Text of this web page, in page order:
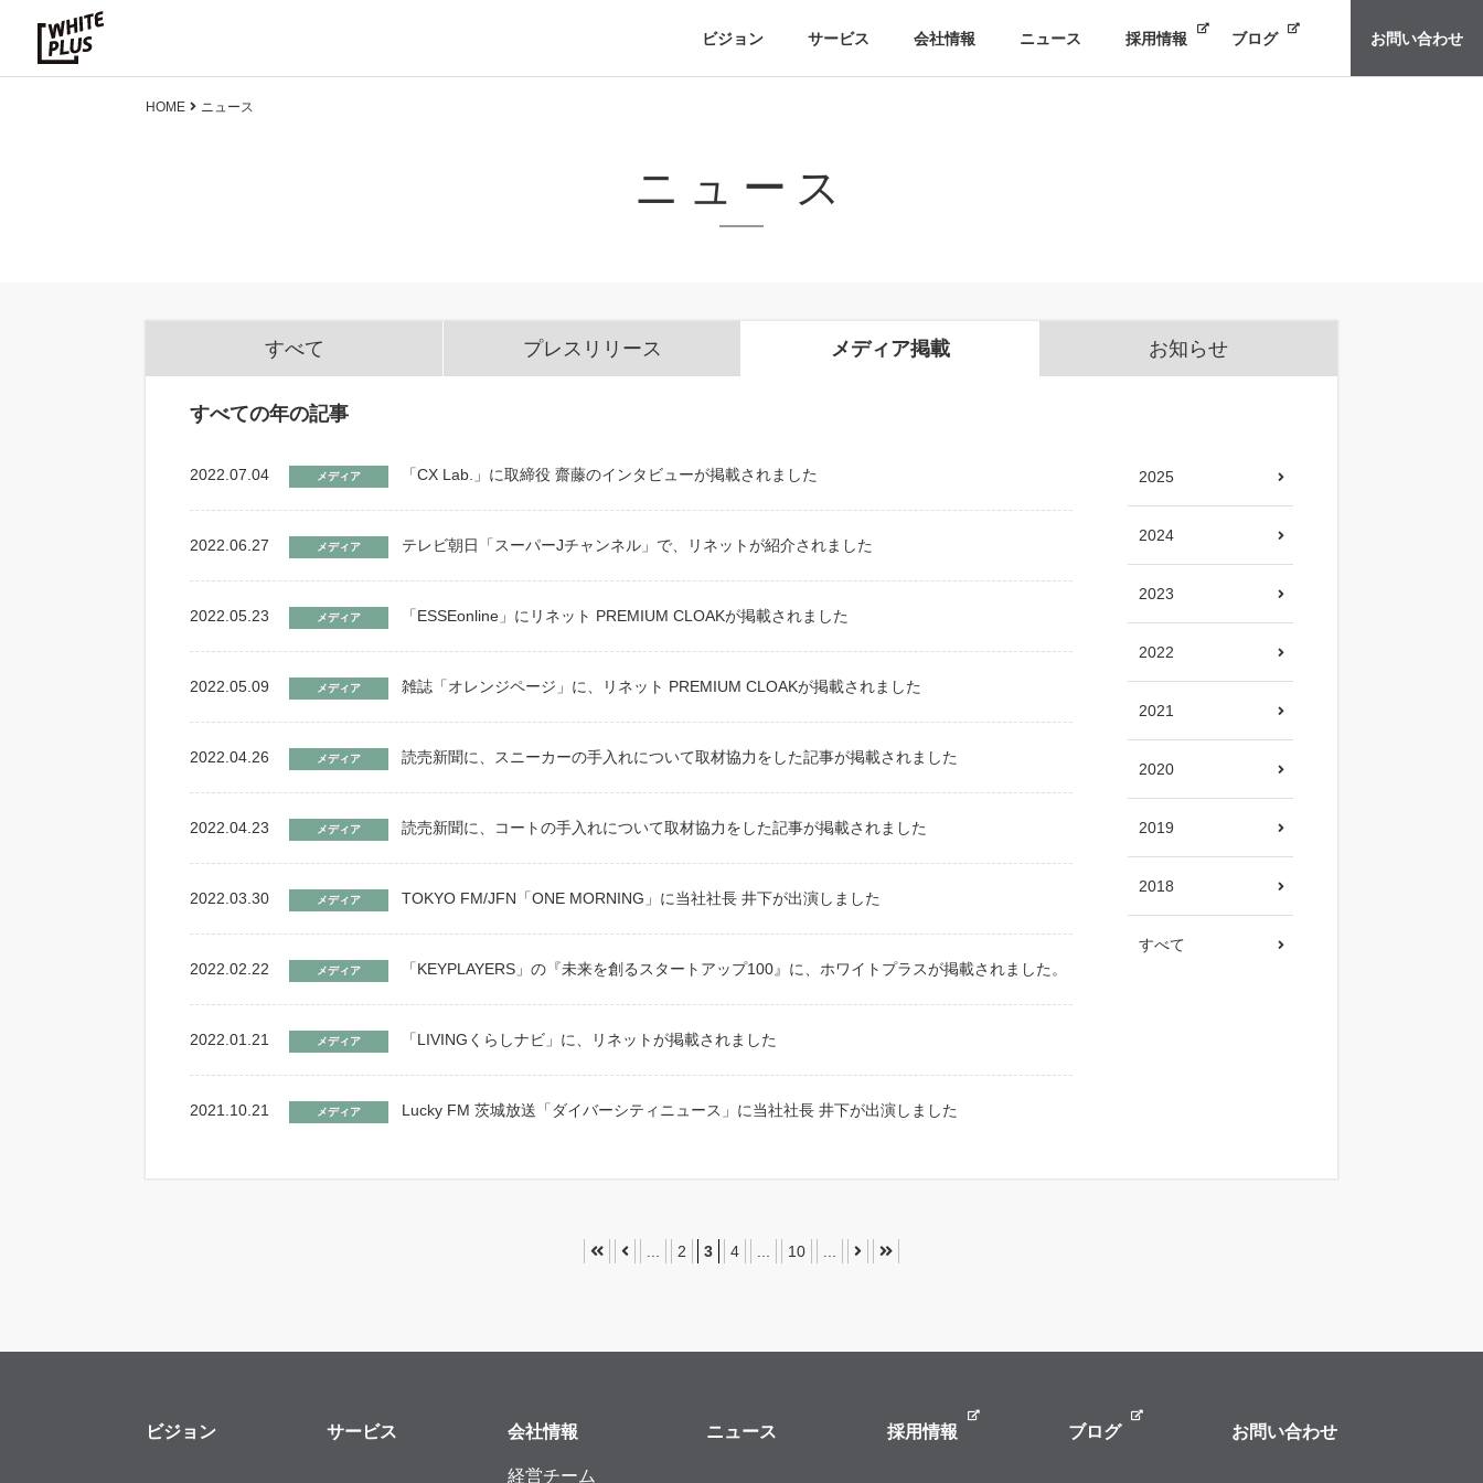
ビジョン サービス 会社情報 ニュース 採用情報 ブログ お問い合わせ
HOME ニュース
ニュース
すべて プレスリリース メディア掲載 お知らせ
すべての年の記事
2022.07.04 メディア 「CX Lab.」に取締役 齋藤のインタビューが掲載されました
2022.06.27 メディア テレビ朝日「スーパーJチャンネル」で、リネットが紹介されました
2022.05.23 メディア 「ESSEonline」にリネット PREMIUM CLOAKが掲載されました
2022.05.09 メディア 雑誌「オレンジページ」に、リネット PREMIUM CLOAKが掲載されました
2022.04.26 メディア 読売新聞に、スニーカーの手入れについて取材協力をした記事が掲載されました
2022.04.23 メディア 読売新聞に、コートの手入れについて取材協力をした記事が掲載されました
2022.03.30 メディア TOKYO FM/JFN「ONE MORNING」に当社社長 井下が出演しました
2022.02.22 メディア 「KEYPLAYERS」の『未来を創るスタートアップ100』に、ホワイトプラスが掲載されました。
2022.01.21 メディア 「LIVINGくらしナビ」に、リネットが掲載されました
2021.10.21 メディア Lucky FM 茨城放送「ダイバーシティニュース」に当社社長 井下が出演しました
2025
2024
2023
2022
2021
2020
2019
2018
すべて
2 3 4 10
ビジョン サービス 会社情報
経営チーム
ニュース 採用情報 ブログ お問い合わせ